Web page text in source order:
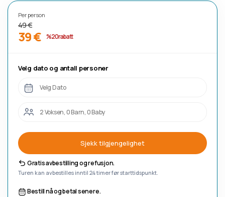
Per person
49 €
39 € %20 rabatt
Velg dato og antall personer
Velg Dato
2 Voksen, 0 Barn, 0 Baby
Sjekk tilgjengelighet
Gratis avbestilling og refusjon.
Turen kan avbestilles inntil 24 timer før starttidspunkt.
Bestill nå og betal senere.